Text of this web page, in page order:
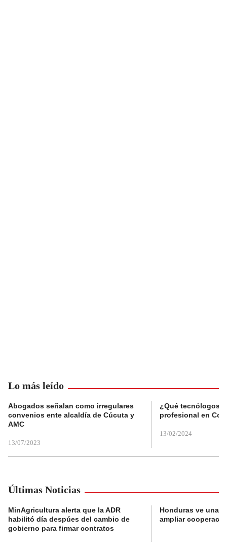
Lo más leído
Abogados señalan como irregulares
convenios ente alcaldía de Cúcuta y
AMC
13/07/2023
¿Qué tecnólogos
profesional en
13/02/2024
Últimas Noticias
MinAgricultura alerta que la ADR
habilitó día despúes del cambio de
gobierno para firmar contratos
Honduras ve una
ampliar